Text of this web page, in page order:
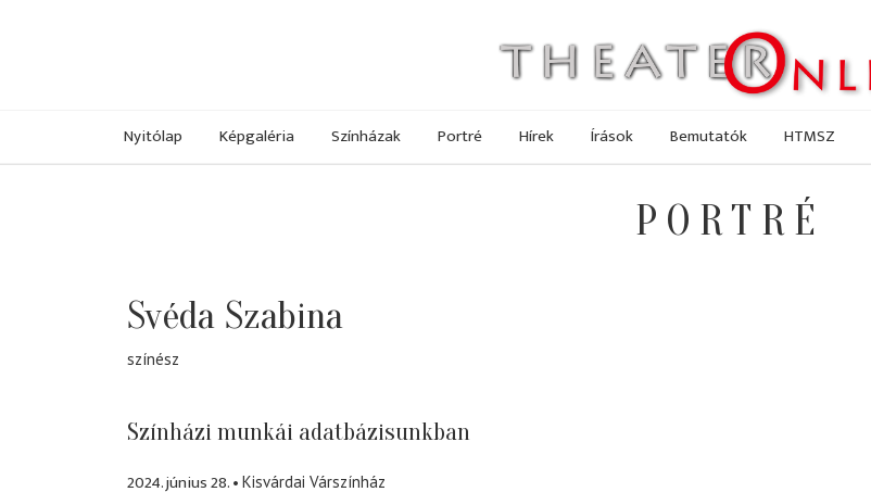
Nyitólap Képgaléria Színházak Portré Hírek Írások Bemutatók HTMSZ
PORTRÉ
Svéda Szabina
színész
Színházi munkái adatbázisunkban
2024. június 28.
Kisvárdai Várszínház